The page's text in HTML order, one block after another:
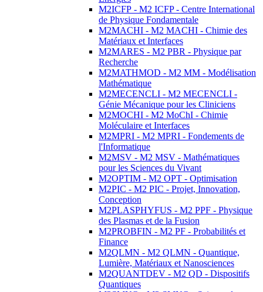
M2ICFP - M2 ICFP - Centre International
de Physique Fondamentale
M2MACHI - M2 MACHI - Chimie des
Matériaux et Interfaces
M2MARES - M2 PBR - Physique par
Recherche
M2MATHMOD - M2 MM - Modélisation
Mathématique
M2MECENCLI - M2 MECENCLI -
Génie Mécanique pour les Cliniciens
M2MOCHI - M2 MoChI - Chimie
Moléculaire et Interfaces
M2MPRI - M2 MPRI - Fondements de
l'Informatique
M2MSV - M2 MSV - Mathématiques
pour les Sciences du Vivant
M2OPTIM - M2 OPT - Optimisation
M2PIC - M2 PIC - Projet, Innovation,
Conception
M2PLASPHYFUS - M2 PPF - Physique
des Plasmas et de la Fusion
M2PROBFIN - M2 PF - Probabilités et
Finance
M2QLMN - M2 QLMN - Quantique,
Lumière, Matériaux et Nanosciences
M2QUANTDEV - M2 QD - Dispositifs
Quantiques